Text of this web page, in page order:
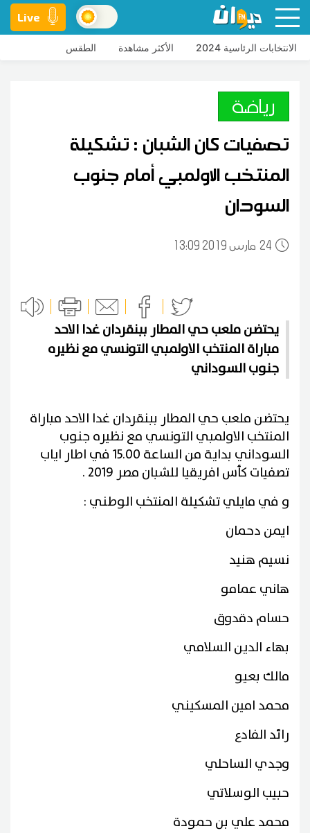
Live
الانتخابات الرئاسية 2024 الأكثر مشاهدة الطقس
رياضة
تصفيات كان الشبان : تشكيلة
المنتخب الاولمبي أمام جنوب
السودان
24 13:09 2019 مارس
يحتضن ملعب حي المطار ببنقردان غدا الاحد
مباراة المنتخب الاولمبي التونسي مع نظيره
جنوب السوداني
يحتضن ملعب حي المطار ببنقردان غدا الاحد مباراة
المنتخب الاولمبي التونسي مع نظيره جنوب
السوداني بداية من الساعة 15.00 في اطار اياب
تصفيات كأس افريقيا للشبان مصر 2019 .
و في مايلي تشكيلة المنتخب الوطني :
ايمن دحمان
نسيم هنيد
هاني عمامو
حسام دقدوق
بهاء الدين السلامي
مالك بعيو
محمد امين المسكيني
رائد الفادع
وجدي الساحلي
حبيب الوسلاتي
محمد علي بن حمودة